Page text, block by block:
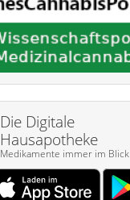
Die Digitale
Hausapotheke
Medikamente immer im Blick